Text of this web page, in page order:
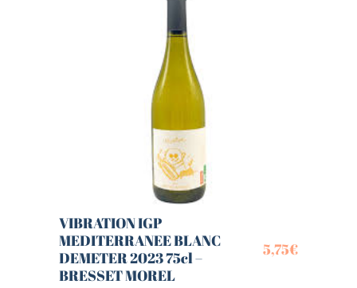
VIBRATION IGP
MEDITERRANEE BLANC
DEMETER 2023 75cl –
BRESSET MOREL
5,75€